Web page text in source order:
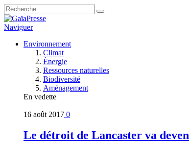
Naviguer
Environnement
Climat
Énergie
Ressources naturelles
Biodiversité
Aménagement
En vedette
16 août 2017 0
Le détroit de Lancaster va